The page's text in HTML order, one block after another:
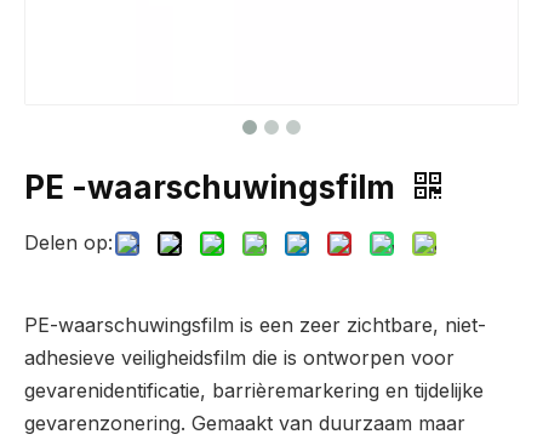
PE -waarschuwingsfilm
Delen op:
PE-waarschuwingsfilm is een zeer zichtbare, niet-
adhesieve veiligheidsfilm die is ontworpen voor
gevarenidentificatie, barrièremarkering en tijdelijke
gevarenzonering. Gemaakt van duurzaam maar